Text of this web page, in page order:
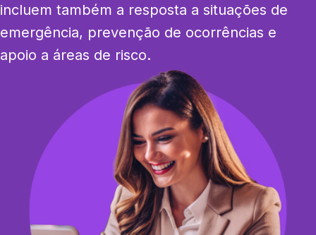
incluem também a resposta a situações de
emergência, prevenção de ocorrências e
apoio a áreas de risco.